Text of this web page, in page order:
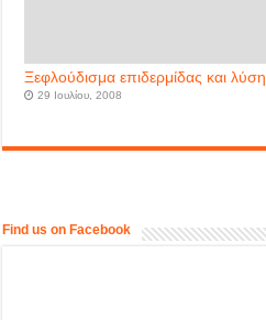
Ξεφλούδισμα επιδερμίδας και λύση
29 Ιουλίου, 2008
Find us on Facebook